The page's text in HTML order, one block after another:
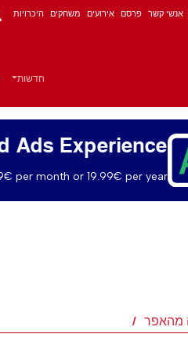
אנשי קשר פרסם אירועים משחקים היכרויות
חדשות
Ads Experience
per month or 19.99€ per year.
מהאפר